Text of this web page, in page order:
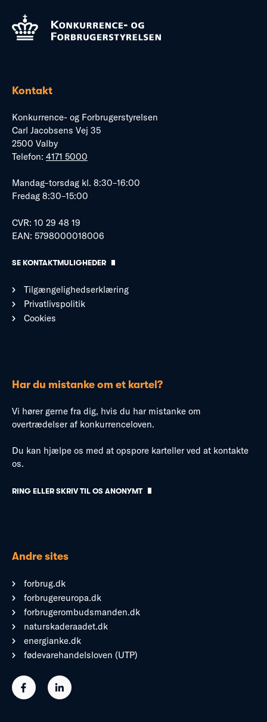
Kontakt
Konkurrence- og Forbrugerstyrelsen
Carl Jacobsens Vej 35
2500 Valby
Telefon: 4171 5000
Mandag–torsdag kl. 8:30–16:00
Fredag 8:30–15:00
CVR: 10 29 48 19
EAN: 5798000018006
SE KONTAKTMULIGHEDER
Tilgængelighedserklæring
Privatlivspolitik
Cookies
Har du mistanke om et kartel?
Vi hører gerne fra dig, hvis du har mistanke om
overtrædelser af konkurrenceloven.
Du kan hjælpe os med at opspore karteller ved at kontakte
os.
RING ELLER SKRIV TIL OS ANONYMT
Andre sites
forbrug.dk
forbrugereuropa.dk
forbrugerombudsmanden.dk
naturskaderaadet.dk
energianke.dk
fødevarehandelsloven (UTP)